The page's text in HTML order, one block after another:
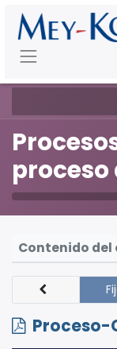
proceso
Contenido del
Proceso-